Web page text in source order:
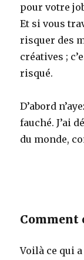
pour votre
Et si vous
risquer des
créatives ;
risqué.
D’abord
fauché. J’ai
du monde,
Comment
Voilà ce qui